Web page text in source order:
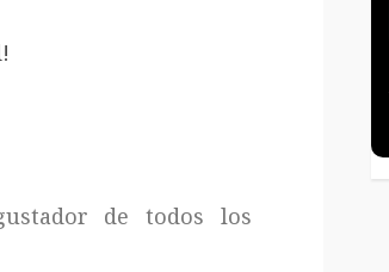
de todos los